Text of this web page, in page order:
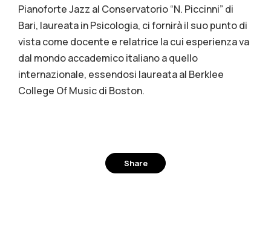
Pianoforte Jazz al Conservatorio “N. Piccinni” di
Bari, laureata in Psicologia, ci fornirà il suo punto di
vista come docente e relatrice la cui esperienza va
dal mondo accademico italiano a quello
internazionale, essendosi laureata al Berklee
College Of Music di Boston.
Share